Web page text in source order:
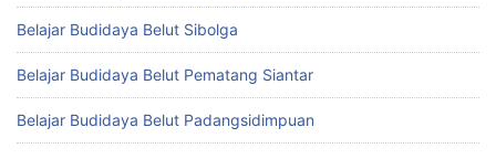
Belajar Budidaya Belut Sibolga
Belajar Budidaya Belut Pematang Siantar
Belajar Budidaya Belut Padangsidimpuan